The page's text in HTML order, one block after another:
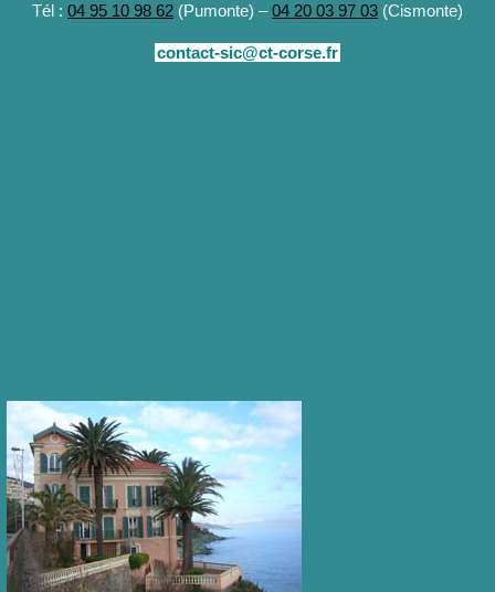
Tél : 04 95 10 98 62 (Pumonte) –04 20 03 97 03 (Cismonte)
contact-sic@ct-corse.fr